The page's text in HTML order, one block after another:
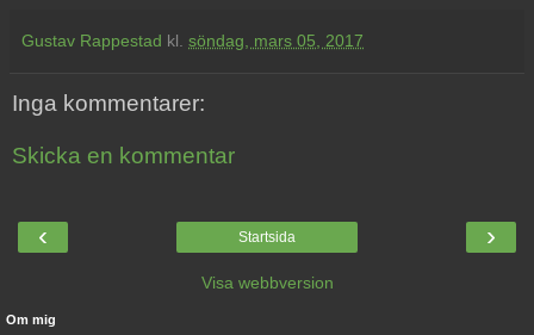
Gustav Rappestad kl. söndag, mars 05, 2017
Inga kommentarer:
Skicka en kommentar
‹ ›
Startsida
Visa webbversion
Om mig